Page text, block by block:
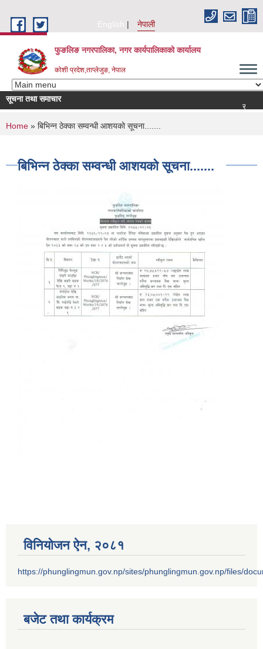
English
नेपाली
फुङलिङ नगरपालिका, नगर कार्यपालिकाको कार्यालय
कोशी प्रदेश,ताप्लेजुङ, नेपाल
सूचना तथा समाचार
सूची दर्ता
You are here
Home » बिभिन्न ठेक्का सम्वन्धी आशयको सूचना.......
बिभिन्न ठेक्का सम्वन्धी आशयको सूचना.......
विनियोजन ऐन‚ २०८१
https://phunglingmun.gov.np/sites/phunglingmun.gov.np/files/
बजेट तथा कार्यक्रम